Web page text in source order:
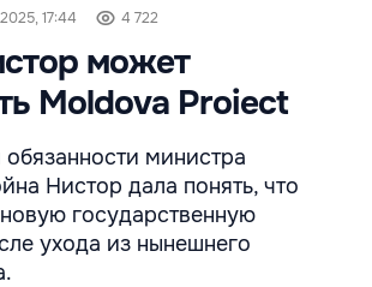
17:44 4 722
может
Moldova Proiect
министра
Нистор дала понять, что
государственную
ухода из нынешнего